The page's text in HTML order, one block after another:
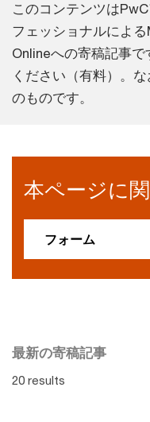
このコンテンツは
フェッショナルによ
Onlineへの寄稿記事で
ください（有料）。
のものです。
本ページに
フォーム
最新の寄稿記事
20 results